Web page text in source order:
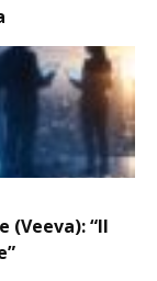
(Veeva): “Il